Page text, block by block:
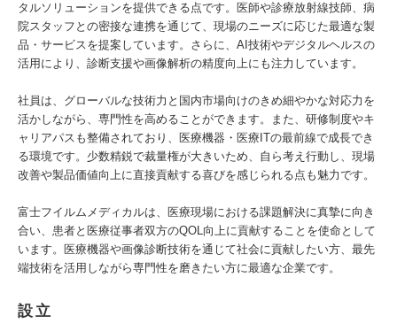
タルソリューションを提供できる点です。医師や診療放射線技師、病
院スタッフとの密接な連携を通じて、現場のニーズに応じた最適な製
品・サービスを提案しています。さらに、AI技術やデジタルヘルスの
活用により、診断支援や画像解析の精度向上にも注力しています。
社員は、グローバルな技術力と国内市場向けのきめ細やかな対応力を
活かしながら、専門性を高めることができます。また、研修制度やキ
ャリアパスも整備されており、医療機器・医療ITの最前線で成長でき
る環境です。少数精鋭で裁量権が大きいため、自ら考え行動し、現場
改善や製品価値向上に直接貢献する喜びを感じられる点も魅力です。
富士フイルムメディカルは、医療現場における課題解決に真摯に向き
合い、患者と医療従事者双方のQOL向上に貢献することを使命として
います。医療機器や画像診断技術を通じて社会に貢献したい方、最先
端技術を活用しながら専門性を磨きたい方に最適な企業です。
設立